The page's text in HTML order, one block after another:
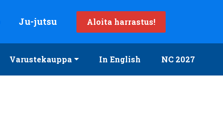
Ju-jutsu Aloita harrastus!
Varustekauppa In English NC 2027